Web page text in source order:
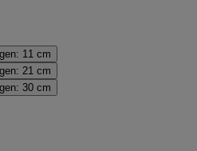
11 cm
21 cm
30 cm